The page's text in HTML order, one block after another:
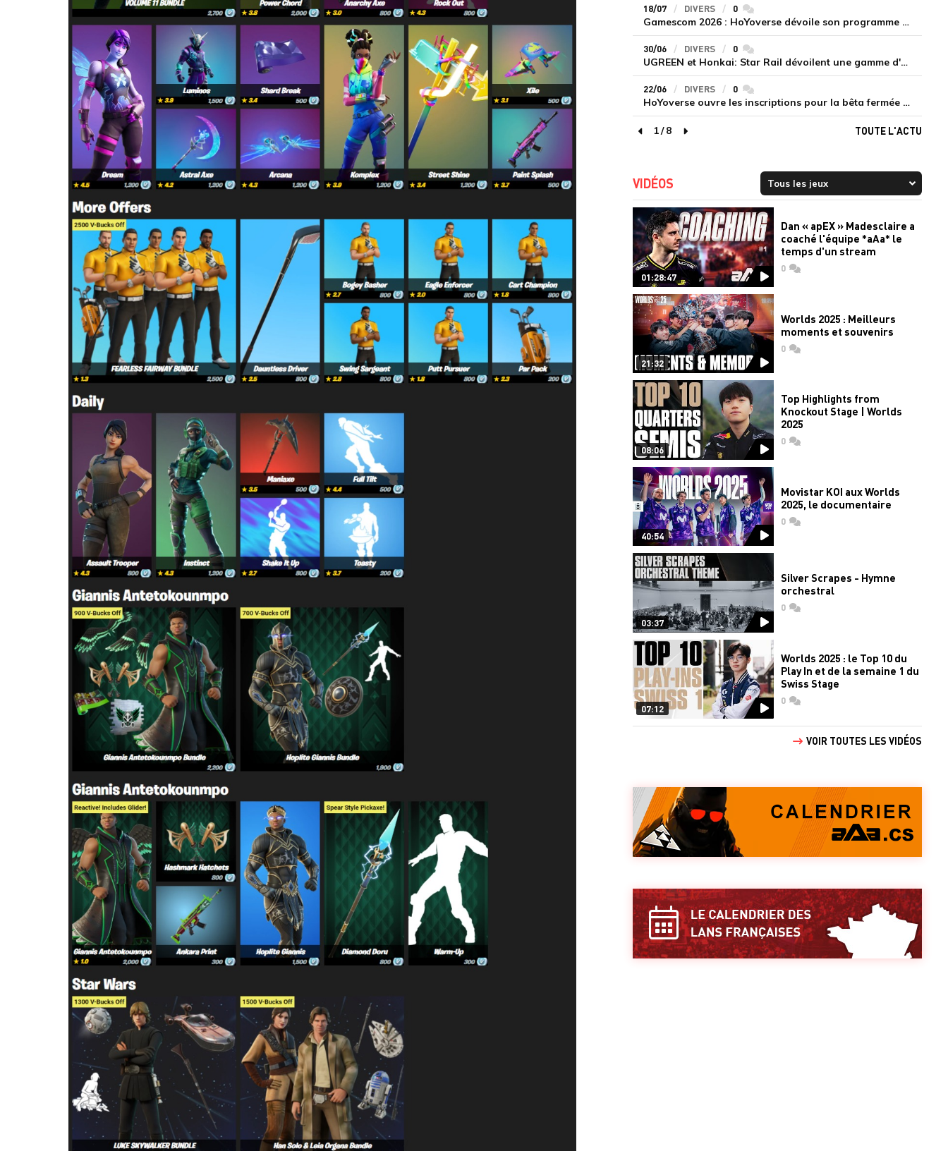
18/07 DIVERS 0commentaires
Gamescom 2026 : HoYoverse dévoile son programme et présente deux nouveaux jeux inédits
30/06 DIVERS 0commentaires
UGREEN et Honkai: Star Rail dévoilent une gamme d'accessoires de recharge en édition limitée
22/06 DIVERS 0commentaires
HoYoverse ouvre les inscriptions pour la bêta fermée de Honkai : Nexus Anima
page précédente
1/8
page suivante
TOUTE L'ACTU
VIDÉOS
01:28:47
Dan « apEX » Madesclaire a
coaché l'équipe *aAa* le
temps d'un stream
0commentaires
21:32
Worlds 2025 : Meilleurs
moments et souvenirs
0commentaires
08:06
Top Highlights from
Knockout Stage | Worlds
2025
0commentaires
40:54
Movistar KOI aux Worlds
2025, le documentaire
0commentaires
03:37
Silver Scrapes - Hymne
orchestral
0commentaires
07:12
Worlds 2025 : le Top 10 du
Play In et de la semaine 1 du
Swiss Stage
0commentaires
VOIR TOUTES LES VIDÉOS